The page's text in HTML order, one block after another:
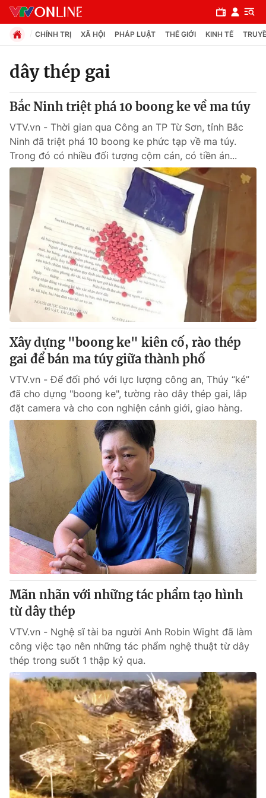
Chuyên mục
Xã hội
Pháp luật
Thế giới
Tin tức
Thế giới đó đây
Câu chuyện quốc tế
Kinh tế
Tài chính
Thị trường
Góc doanh nghiệp
Dữ liệu và đời sống
Truyền hình
Phim VTV
Hậu trường
Nhân vật
Khán giả
Giải sao mai
Giải trí
Điện ảnh
Âm nhạc
Sao
Đời sống
Du lịch
Làm đẹp
Chất lượng cuộc sống
Giáo dục
Tuyển sinh
Học trực tuyến
Công nghệ
Hitech Công nghệ tương lai
Sản phẩm
Thị trường
Tư vấn
Giao lưu trực tuyến
Lịch phát sóng
Chuyên mục khác
Emagazine Podcast
Photo Infographic
Video Shorts video
VTV Money VTV Thể thao
VTV Sức khoẻ Bất động sản
CHÍNH TRỊ XÃ HỘI PHÁP LUẬT THẾ GIỚI KINH TẾ
dây thép gai
Bắc Ninh triệt phá 10 boong ke về ma túy
VTV.vn - Thời gian qua Công an TP Từ Sơn, tỉnh Bắc
Ninh đã triệt phá 10 boong ke phức tạp về ma túy.
Trong đó có nhiều đối tượng cộm cán, có tiền án...
Xây dựng "boong ke" kiên cố, rào thép
gai để bán ma túy giữa thành phố
VTV.vn - Để đối phó với lực lượng công an, Thúy “ké”
đã cho dựng "boong ke", tường rào dây thép gai, lắp
đặt camera và cho con nghiện cảnh giới, giao hàng.
Mãn nhãn với những tác phẩm tạo hình
từ dây thép
VTV.vn - Nghệ sĩ tài ba người Anh Robin Wight đã làm
công việc tạo nên những tác phẩm nghệ thuật từ dây
thép trong suốt 1 thập kỷ qua.